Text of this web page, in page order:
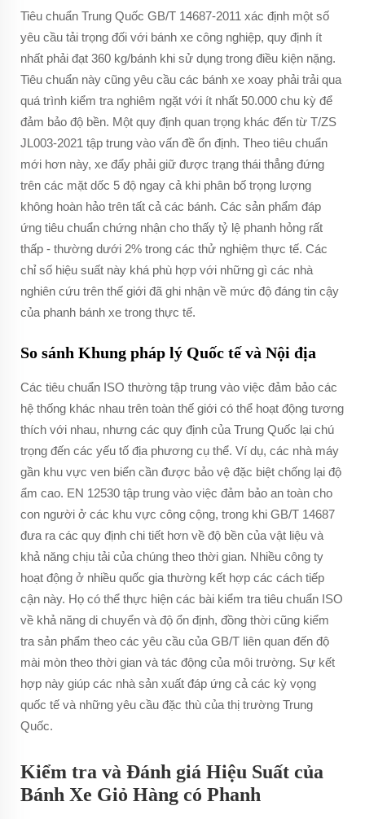
Tiêu chuẩn Trung Quốc GB/T 14687-2011 xác định một số
yêu cầu tải trọng đối với bánh xe công nghiệp, quy định ít
nhất phải đạt 360 kg/bánh khi sử dụng trong điều kiện nặng.
Tiêu chuẩn này cũng yêu cầu các bánh xe xoay phải trải qua
quá trình kiểm tra nghiêm ngặt với ít nhất 50.000 chu kỳ để
đảm bảo độ bền. Một quy định quan trọng khác đến từ T/ZS
JL003-2021 tập trung vào vấn đề ổn định. Theo tiêu chuẩn
mới hơn này, xe đẩy phải giữ được trạng thái thẳng đứng
trên các mặt dốc 5 độ ngay cả khi phân bố trọng lượng
không hoàn hảo trên tất cả các bánh. Các sản phẩm đáp
ứng tiêu chuẩn chứng nhận cho thấy tỷ lệ phanh hỏng rất
thấp - thường dưới 2% trong các thử nghiệm thực tế. Các
chỉ số hiệu suất này khá phù hợp với những gì các nhà
nghiên cứu trên thế giới đã ghi nhận về mức độ đáng tin cậy
của phanh bánh xe trong thực tế.
So sánh Khung pháp lý Quốc tế và Nội địa
Các tiêu chuẩn ISO thường tập trung vào việc đảm bảo các
hệ thống khác nhau trên toàn thế giới có thể hoạt động tương
thích với nhau, nhưng các quy định của Trung Quốc lại chú
trọng đến các yếu tố địa phương cụ thể. Ví dụ, các nhà máy
gần khu vực ven biển cần được bảo vệ đặc biệt chống lại độ
ẩm cao. EN 12530 tập trung vào việc đảm bảo an toàn cho
con người ở các khu vực công cộng, trong khi GB/T 14687
đưa ra các quy định chi tiết hơn về độ bền của vật liệu và
khả năng chịu tải của chúng theo thời gian. Nhiều công ty
hoạt động ở nhiều quốc gia thường kết hợp các cách tiếp
cận này. Họ có thể thực hiện các bài kiểm tra tiêu chuẩn ISO
về khả năng di chuyển và độ ổn định, đồng thời cũng kiểm
tra sản phẩm theo các yêu cầu của GB/T liên quan đến độ
mài mòn theo thời gian và tác động của môi trường. Sự kết
hợp này giúp các nhà sản xuất đáp ứng cả các kỳ vọng
quốc tế và những yêu cầu đặc thù của thị trường Trung
Quốc.
Kiểm tra và Đánh giá Hiệu Suất của
Bánh Xe Giỏ Hàng có Phanh